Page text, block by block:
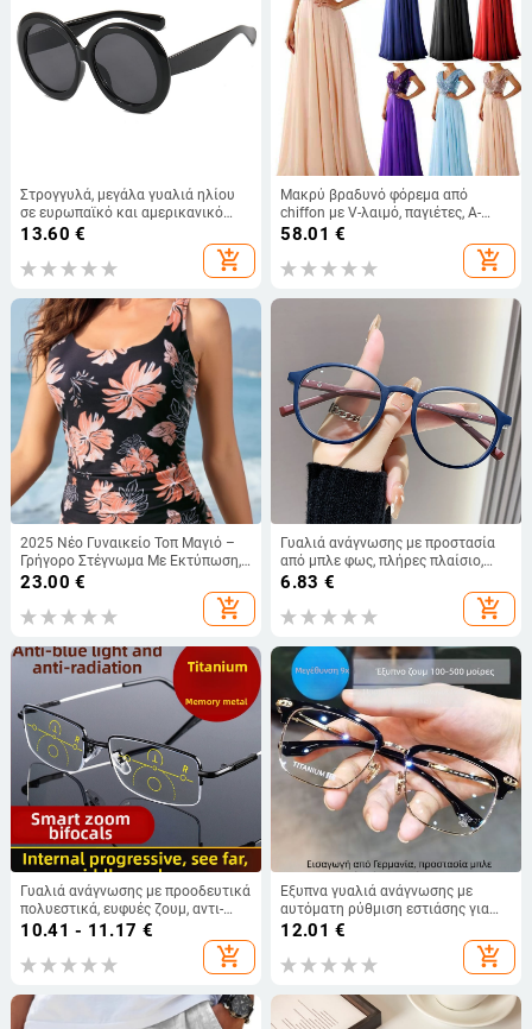
Στρογγυλά, μεγάλα γυαλιά ηλίου
σε ευρωπαϊκό και αμερικανικό
στυλ, νέα μοντέρνα γυαλιά ηλίου
για το 2022 παγκοσμίως, street
style
13.60 €
add_shopping_cart
Μακρύ βραδυνό φόρεμα από
chiffon με V-λαιμό, παγιέτες, Α-
γραμμή, ψηλή μέση
58.01 €
add_shopping_cart
2025 Νέο Γυναικείο Τοπ Μαγιό –
Γρήγορο Στέγνωμα Με Εκτύπωση,
με Επένδυση Στήθους, Άνετο Στυλ
23.00 €
add_shopping_cart
Γυαλιά ανάγνωσης με προστασία
από μπλε φως, πλήρες πλαίσιο,
σκελετός TR90, οβάλ σχήματος
6.83 €
add_shopping_cart
Γυαλιά ανάγνωσης με προοδευτικά
πολυεστικά, ευφυές ζουμ, αντι-
μπλε φως, διπλή χρήση για
απόσταση και κοντινό όραμα,
τιτάνιο κράμα χωρίς πλαίσιο
10.41 - 11.17 €
add_shopping_cart
Έξυπνα γυαλιά ανάγνωσης με
αυτόματη ρύθμιση εστιάσης για
απόσταση και κοντά, φακοί από
ρητίνη, χωρίς σκελετό, HD φακοί
κατά της μπλε ακτινοβολίας,
12.01 €
add_shopping_cart